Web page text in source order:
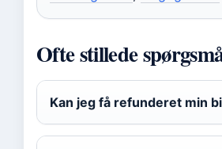
Ofte stillede
Kan jeg få refunderet min